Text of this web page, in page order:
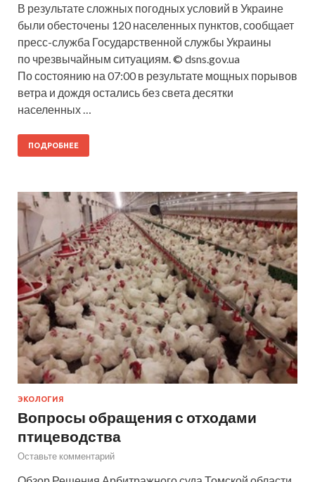
В результате сложных погодных условий в Украине
были обесточены 120 населенных пунктов, сообщает
пресс-служба Государственной службы Украины
по чрезвычайным ситуациям. © dsns.gov.ua
По состоянию на 07:00 в результате мощных порывов
ветра и дождя остались без света десятки
населенных …
ПОДРОБНЕЕ
ЭКОЛОГИЯ
Вопросы обращения с отходами
птицеводства
Оставьте комментарий